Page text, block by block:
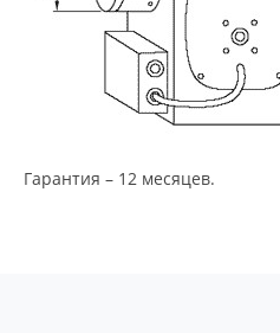
Гарантия – 12 месяцев.